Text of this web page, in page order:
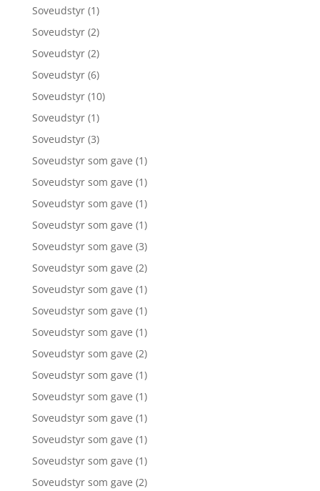
Soveudstyr (1)
Soveudstyr (2)
Soveudstyr (2)
Soveudstyr (6)
Soveudstyr (10)
Soveudstyr (1)
Soveudstyr (3)
Soveudstyr som gave (1)
Soveudstyr som gave (1)
Soveudstyr som gave (1)
Soveudstyr som gave (1)
Soveudstyr som gave (3)
Soveudstyr som gave (2)
Soveudstyr som gave (1)
Soveudstyr som gave (1)
Soveudstyr som gave (1)
Soveudstyr som gave (2)
Soveudstyr som gave (1)
Soveudstyr som gave (1)
Soveudstyr som gave (1)
Soveudstyr som gave (1)
Soveudstyr som gave (1)
Soveudstyr som gave (2)